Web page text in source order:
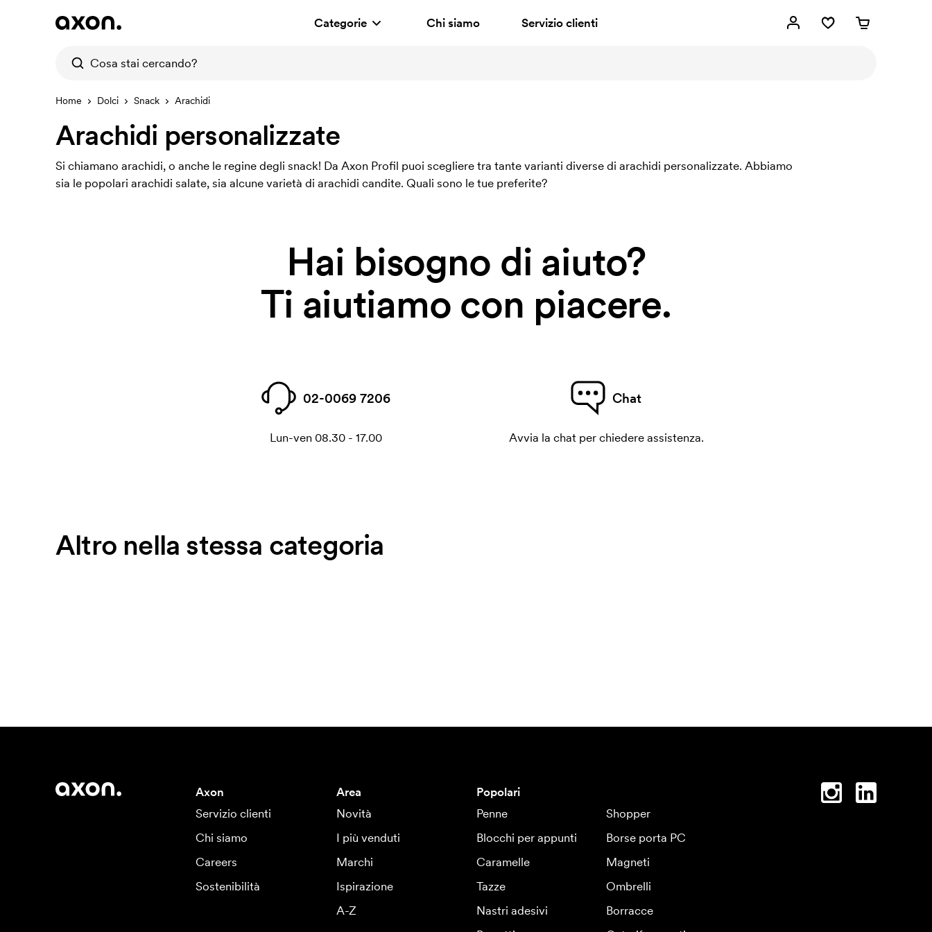
Categorie Chi siamo Servizio clienti
Home Dolci Snack Arachidi
Arachidi personalizzate
Si chiamano arachidi, o anche le regine degli snack! Da Axon Profil puoi scegliere tra tante varianti diverse di arachidi personalizzate. Abbiamo
sia le popolari arachidi salate, sia alcune varietà di arachidi candite. Quali sono le tue preferite?
Hai bisogno di aiuto?
Ti aiutiamo con piacere.
02-0069 7206
Lun-ven 08.30 - 17.00
Chat
Avvia la chat per chiedere assistenza.
Altro nella stessa categoria
Axon
Servizio clienti
Chi siamo
Careers
Sostenibilità
Area
Novità
I più venduti
Marchi
Ispirazione
A-Z
Popolari
Penne
Shopper
Blocchi per appunti
Borse porta PC
Caramelle
Magneti
Tazze
Ombrelli
Nastri adesivi
Borracce